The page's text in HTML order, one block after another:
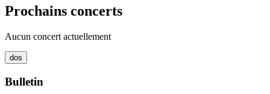
Prochains concerts
Aucun concert actuellement
Bulletin